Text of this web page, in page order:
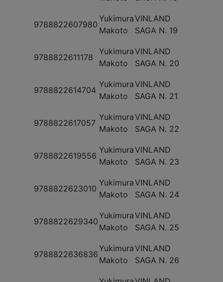
9788822607980
Yukimura
Makoto
VINLAND
SAGA N. 19
9788822611178
Yukimura
Makoto
VINLAND
SAGA N. 20
9788822614704
Yukimura
Makoto
VINLAND
SAGA N. 21
9788822617057
Yukimura
Makoto
VINLAND
SAGA N. 22
9788822619556
Yukimura
Makoto
VINLAND
SAGA N. 23
9788822623010
Yukimura
Makoto
VINLAND
SAGA N. 24
9788822629340
Yukimura
Makoto
VINLAND
SAGA N. 25
9788822636836
Yukimura
Makoto
VINLAND
SAGA N. 26